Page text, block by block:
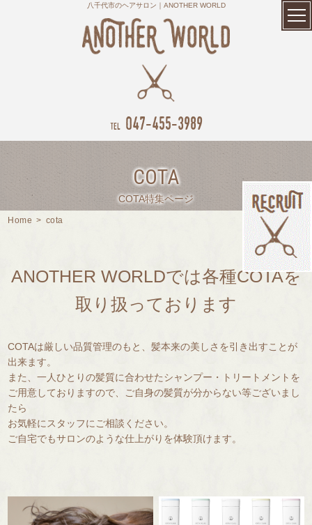
八千代市のヘアサロン｜ANOTHER WORLD
tel 047-455-3989
COTA
COTA特集ページ
Home > cota
ANOTHER WORLDでは各種COTAを
取り扱っております
COTAは厳しい品質管理のもと、髪本来の美しさを引き出すことが
出来ます。
また、一人ひとりの髪質に合わせたシャンプー・トリートメントを
ご用意しておりますので、ご自身の髪質が分からない等ございまし
たら
お気軽にスタッフにご相談ください。
ご自宅でもサロンのような仕上がりを体験頂けます。